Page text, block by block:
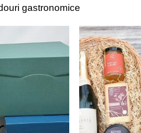
gastronomice